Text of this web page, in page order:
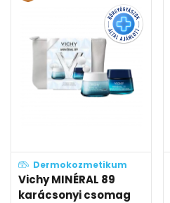
Dermokozmetikum
Vichy MINÉRAL 89
karácsonyi csomag